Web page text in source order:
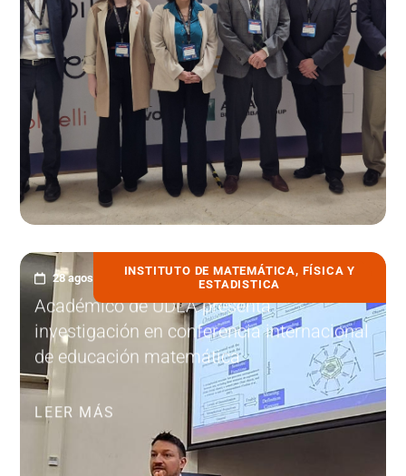
INSTITUTO DE MATEMÁTICA, FÍSICA Y
ESTADISTICA
28 agosto, 2025
Académico de UDLA presenta
investigación en conferencia internacional
de educación matemática
LEER MÁS